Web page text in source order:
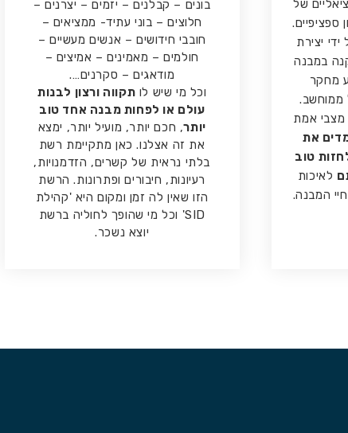
של
ספציפיים.
יצירת
במבנה
מחקר
ממוחשב.
מצבי אמת
את
טוב
לאיכות
המבנה.
בונים – קבלנים – יזמים – יצרנים –
חלוצים – בוני עתיד- ממציאים –
חובבי חידושים – אנשים מעשיים –
חולמים – מאמינים – אמיצים –
מודאגים – סקרנים….
וכל מי שיש לו תקווה ורצון לבנות
עולם או לפחות מבנה אחד טוב
יותר, חכם יותר, מועיל יותר, ימצא
את זה אצלנו. כאן מתקיימת רשת
בלתי נראית של קשרים, הזדמנויות,
רעיונות, חיבורים ופתרונות. הרשת
הזו שאין לה זמן ומקום היא 'קהילת
SID' וכל מי שהופך לחוליה ברשת
יוצא נשכר.